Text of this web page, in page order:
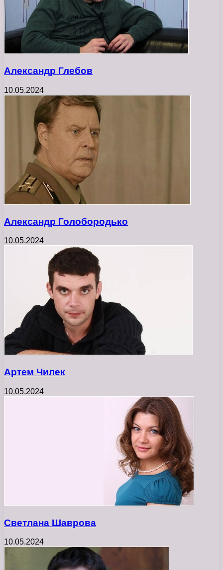
Александр Глебов
10.05.2024
Александр Голобородько
10.05.2024
Артем Чилек
10.05.2024
Светлана Шаврова
10.05.2024